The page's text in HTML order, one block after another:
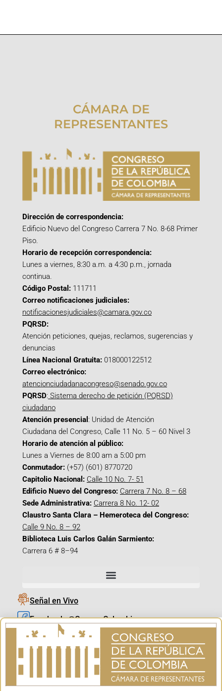
CÁMARA DE
REPRESENTANTES
Dirección de correspondencia:
Edificio Nuevo del Congreso Carrera 7 No. 8-68 Primer
Piso.
Horario de recepción correspondencia:
Lunes a viernes, 8:30 a.m. a 4:30 p.m., jornada
continua.
Código Postal: 111711
Correo notificaciones judiciales:
notificacionesjudiciales@camara.gov.co
PQRSD:
Atención peticiones, quejas, reclamos, sugerencias y
denuncias
Línea Nacional Gratuita: 018000122512
Correo electrónico:
atencionciudadanacongreso@senado.gov.co
PQRSD: Sistema derecho de petición (PQRSD)
ciudadano
Atención presencial : Unidad de Atención
Ciudadana del Congreso, Calle 11 No. 5 – 60 Nivel 3
Horario de atención al público:
Lunes a Viernes de 8:00 am a 5:00 pm
Conmutador: (+57) (601) 8770720
Capitolio Nacional: Calle 10 No. 7- 51
Edificio Nuevo del Congreso: Carrera 7 No. 8 – 68
Sede Administrativa: Carrera 8 No. 12- 02
Claustro Santa Clara – Hemeroteca del Congreso:
Calle 9 No. 8 – 92
Biblioteca Luis Carlos Galán Sarmiento:
Carrera 6 # 8–94
Señal en Vivo
Facebook_@CamaraColombia
Instagram_@CamaraColombia
X_@CamaraColombia
Youtube_@CamaraColombia